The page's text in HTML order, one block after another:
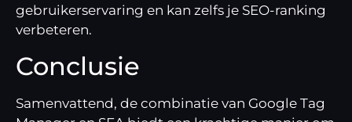
gebruikerservaring en kan zelfs je SEO-ranking
verbeteren.
Conclusie
Samenvattend, de combinatie van Google Tag